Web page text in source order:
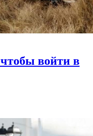
чтобы войти в